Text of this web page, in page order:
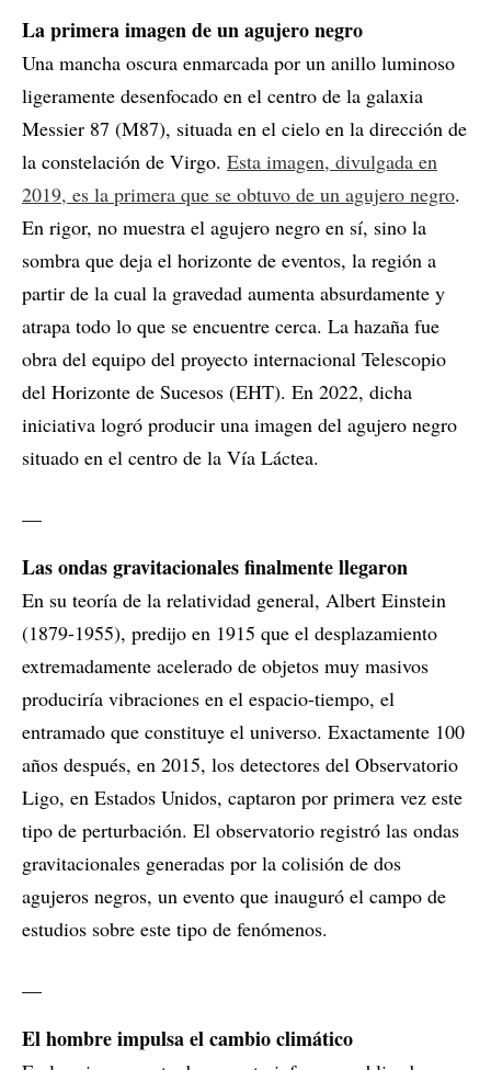
La primera imagen de un agujero negro
Una mancha oscura enmarcada por un anillo luminoso
ligeramente desenfocado en el centro de la galaxia
Messier 87 (M87), situada en el cielo en la dirección de
la constelación de Virgo. Esta imagen, divulgada en
2019, es la primera que se obtuvo de un agujero negro.
En rigor, no muestra el agujero negro en sí, sino la
sombra que deja el horizonte de eventos, la región a
partir de la cual la gravedad aumenta absurdamente y
atrapa todo lo que se encuentre cerca. La hazaña fue
obra del equipo del proyecto internacional Telescopio
del Horizonte de Sucesos (EHT). En 2022, dicha
iniciativa logró producir una imagen del agujero negro
situado en el centro de la Vía Láctea.
Las ondas gravitacionales finalmente llegaron
En su teoría de la relatividad general, Albert Einstein
(1879-1955), predijo en 1915 que el desplazamiento
extremadamente acelerado de objetos muy masivos
produciría vibraciones en el espacio-tiempo, el
entramado que constituye el universo. Exactamente 100
años después, en 2015, los detectores del Observatorio
Ligo, en Estados Unidos, captaron por primera vez este
tipo de perturbación. El observatorio registró las ondas
gravitacionales generadas por la colisión de dos
agujeros negros, un evento que inauguró el campo de
estudios sobre este tipo de fenómenos.
El hombre impulsa el cambio climático